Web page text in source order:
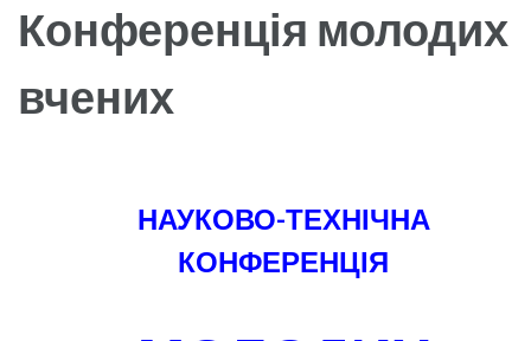
Конференція молодих
вчених
НАУКОВО-ТЕХНІЧНА
КОНФЕРЕНЦІЯ